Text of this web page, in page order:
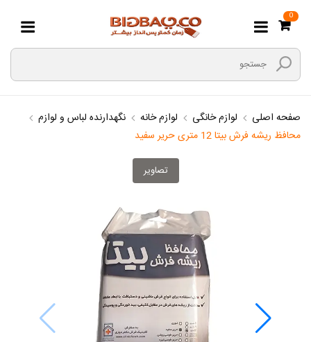
0
صفحه اصلی لوازم خانگی لوازم خانه
نگهدارنده لباس و لوازم
محافظ ریشه فرش بیتا 12 متری حریر سفید
تصاویر